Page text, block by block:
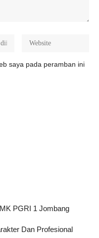
saya pada peramban ini
PGRI 1 Jombang
Dan Profesional